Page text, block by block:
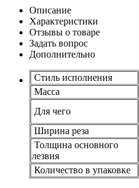
Описание
Характеристики
Отзывы о товаре
Задать вопрос
Дополнительно
Стиль исполнения
Масса
Для чего
Ширина реза
Толщина основного
лезвия
Количество в упаковке